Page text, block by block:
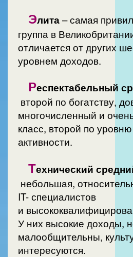
Элита– самая
группа в
отличается от других
уровнем доходов.
Респектабельный
второй по богатству,
многочисленный и
класс, второй по
активности.
Технический
небольшая,
IT- специалистов
и
У них высокие доходы,
малообщительны,
интересуются.